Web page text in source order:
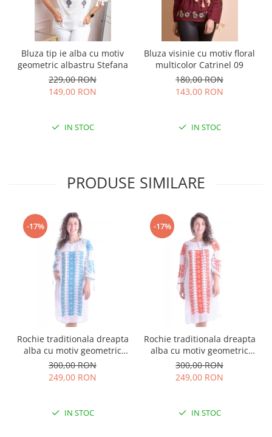
Bluza tip ie alba cu motiv
geometric albastru Stefana
229,00 RON
149,00 RON
IN STOC
Bluza visinie cu motiv floral
multicolor Catrinel 09
180,00 RON
143,00 RON
IN STOC
PRODUSE SIMILARE
-17%
Rochie traditionala dreapta
alba cu motiv geometric
albastru Tania
300,00 RON
249,00 RON
IN STOC
-17%
Rochie traditionala dreapta
alba cu motiv geometric
rosu Doina
300,00 RON
249,00 RON
IN STOC